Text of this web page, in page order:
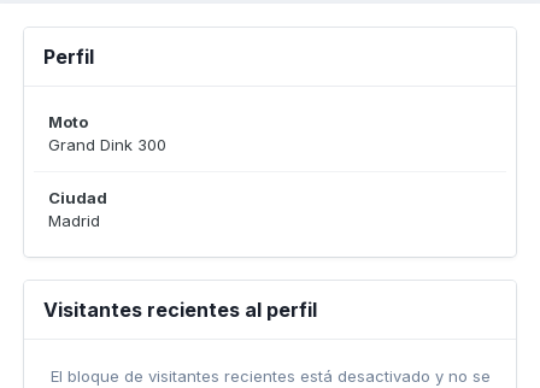
Perfil
Moto
Grand Dink 300
Ciudad
Madrid
Visitantes recientes al perfil
El bloque de visitantes recientes está desactivado y no se